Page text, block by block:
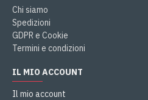
Chi siamo
Spedizioni
GDPR e Cookie
Termini e condizioni
IL MIO ACCOUNT
Il mio account